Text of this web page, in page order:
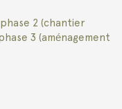
2 (chantier
3 (aménagement